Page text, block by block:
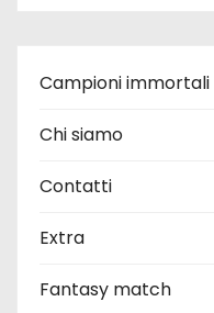
Campioni immortali
Chi siamo
Contatti
Extra
Fantasy match